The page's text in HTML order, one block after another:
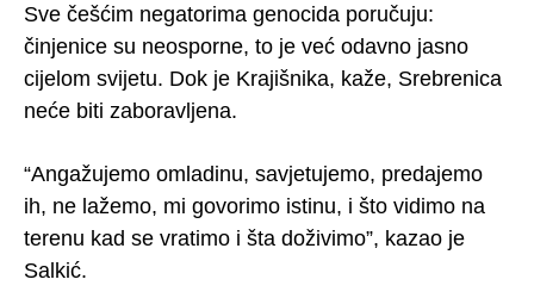
Sve češćim negatorima genocida poručuju:
činjenice su neosporne, to je već odavno jasno
cijelom svijetu. Dok je Krajišnika, kaže, Srebrenica
neće biti zaboravljena.
“Angažujemo omladinu, savjetujemo, predajemo
ih, ne lažemo, mi govorimo istinu, i što vidimo na
terenu kad se vratimo i šta doživimo”, kazao je
Salkić.